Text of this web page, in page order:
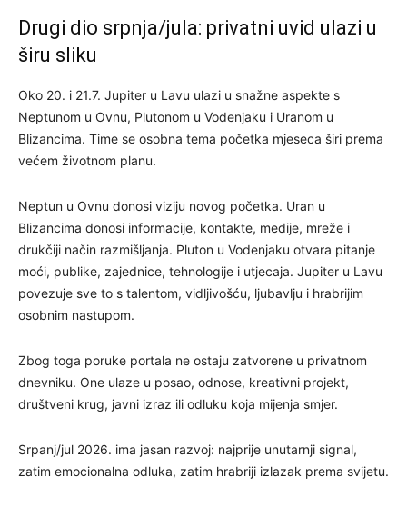
Drugi dio srpnja/jula: privatni uvid ulazi u
širu sliku
Oko 20. i 21.7. Jupiter u Lavu ulazi u snažne aspekte s
Neptunom u Ovnu, Plutonom u Vodenjaku i Uranom u
Blizancima. Time se osobna tema početka mjeseca širi prema
većem životnom planu.
Neptun u Ovnu donosi viziju novog početka. Uran u
Blizancima donosi informacije, kontakte, medije, mreže i
drukčiji način razmišljanja. Pluton u Vodenjaku otvara pitanje
moći, publike, zajednice, tehnologije i utjecaja. Jupiter u Lavu
povezuje sve to s talentom, vidljivošću, ljubavlju i hrabrijim
osobnim nastupom.
Zbog toga poruke portala ne ostaju zatvorene u privatnom
dnevniku. One ulaze u posao, odnose, kreativni projekt,
društveni krug, javni izraz ili odluku koja mijenja smjer.
Srpanj/jul 2026. ima jasan razvoj: najprije unutarnji signal,
zatim emocionalna odluka, zatim hrabriji izlazak prema svijetu.